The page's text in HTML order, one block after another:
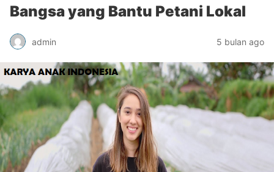
Bangsa yang Bantu Petani Lokal
admin 5 bulan ago